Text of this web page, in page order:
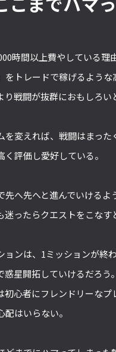
時間以上費やしている
をトレードで稼げるよう
り戦闘が抜群におもしろい
を変えれば、戦闘はまっ
評価し愛好している。
先へ先へと進んでいける
ったらクエストをこなす
ョンは、1ミッションが終
惑星開拓していけるだろ
初心者にフレンドリーな
はいらない。